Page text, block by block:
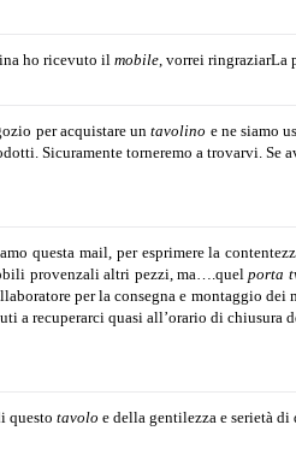
ho ricevuto il mobile, vorrei ringraziarLa
per acquistare untavolino e ne siamo
Sicuramente torneremo a trovarvi. Se
questa mail, per esprimere la
provenzali altri pezzi, ma….quelporta
per la consegna e montaggio
a recuperarci quasi all’orario di chiusura
questo tavolo e della gentilezza e serietà